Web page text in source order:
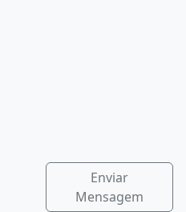
Enviar
Mensagem